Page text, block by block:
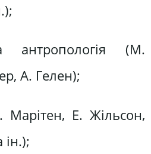
антропологія (М.
А. Гелен);
Е. Жільсон,